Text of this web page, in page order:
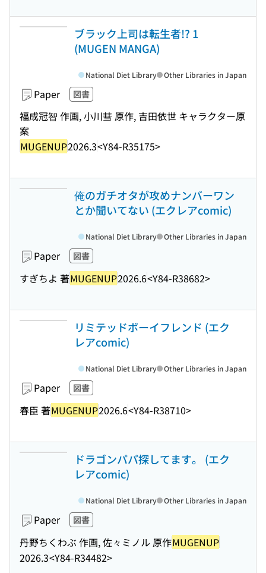
ブラック上司は転生者!? 1
(MUGEN MANGA)
Paper 図書
福成冠智 作画, 小川彗 原作, 吉田依世 キャラクター原
案
MUGENUP2026.3<Y84-R35175>
National Diet Library Other Libraries in Japan
俺のガチオタが攻めナンバーワン
とか聞いてない (エクレアcomic)
Paper 図書
すぎちよ 著MUGENUP2026.6<Y84-R38682>
National Diet Library Other Libraries in Japan
リミテッドボーイフレンド (エク
レアcomic)
Paper 図書
春臣 著MUGENUP2026.6<Y84-R38710>
National Diet Library Other Libraries in Japan
ドラゴンパパ探してます。 (エク
レアcomic)
Paper 図書
丹野ちくわぶ 作画, 佐々ミノル 原作MUGENUP
2026.3<Y84-R34482>
National Diet Library Other Libraries in Japan